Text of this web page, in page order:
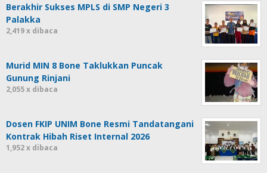
Berakhir Sukses MPLS di SMP Negeri 3
Palakka
2,419 x dibaca
Murid MIN 8 Bone Taklukkan Puncak
Gunung Rinjani
2,055 x dibaca
Dosen FKIP UNIM Bone Resmi Tandatangani
Kontrak Hibah Riset Internal 2026
1,952 x dibaca